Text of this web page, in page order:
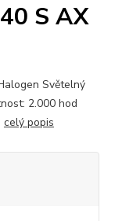
S AX
Světelný
2.000 hod
celý popis